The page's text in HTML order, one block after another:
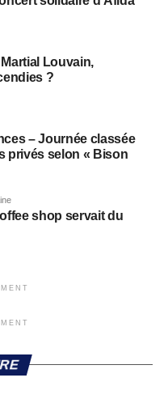
Louvain,
?
– Journée classée
privés selon « Bison
shop servait du